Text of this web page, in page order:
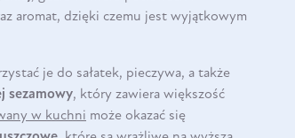
aromat, dzięki czemu jest wyjątkowym
je do sałatek, pieczywa, a także
sezamowy, który zawiera większość
w kuchni może okazać się